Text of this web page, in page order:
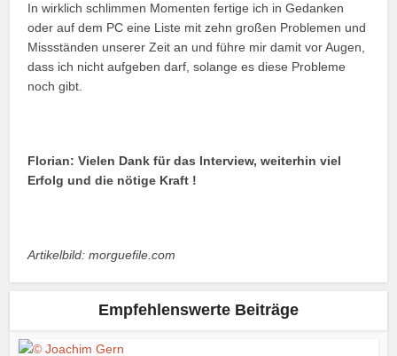
In wirklich schlimmen Momenten fertige ich in Gedanken
oder auf dem PC eine Liste mit zehn großen Problemen und
Missständen unserer Zeit an und führe mir damit vor Augen,
dass ich nicht aufgeben darf, solange es diese Probleme
noch gibt.
Florian:Vielen Dank für das Interview, weiterhin viel
Erfolg und die nötige Kraft !
Artikelbild: morguefile.com
Empfehlenswerte Beiträge